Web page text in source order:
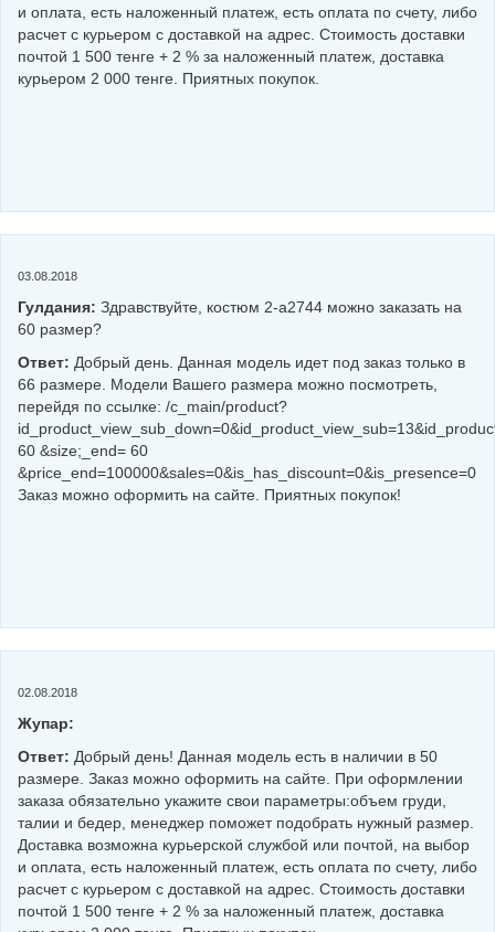
и оплата, есть наложенный платеж, есть оплата по счету, либо
расчет с курьером с доставкой на адрес. Стоимость доставки
почтой 1 500 тенге + 2 % за наложенный платеж, доставка
курьером 2 000 тенге. Приятных покупок.
03.08.2018
Гулдания: Здравствуйте, костюм 2-а2744 можно заказать на
60 размер?
Ответ: Добрый день. Данная модель идет под заказ только в
66 размере. Модели Вашего размера можно посмотреть,
перейдя по ссылке: /c_main/product?
60 &size;_end= 60
&price_end=100000&sales=0&is_has_discount=0&is_presence=0
Заказ можно оформить на сайте. Приятных покупок!
02.08.2018
Жупар:
Ответ: Добрый день! Данная модель есть в наличии в 50
размере. Заказ можно оформить на сайте. При оформлении
заказа обязательно укажите свои параметры:объем груди,
талии и бедер, менеджер поможет подобрать нужный размер.
Доставка возможна курьерской службой или почтой, на выбор
и оплата, есть наложенный платеж, есть оплата по счету, либо
расчет с курьером с доставкой на адрес. Стоимость доставки
почтой 1 500 тенге + 2 % за наложенный платеж, доставка